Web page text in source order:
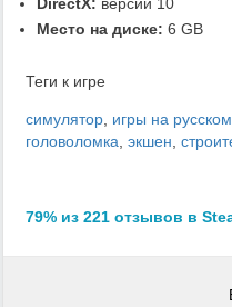
DirectX: версии 10
Место на диске: 6 GB
Теги к игре
симулятор, игры на русском
головоломка, экшен,
79% из 221 отзывов в